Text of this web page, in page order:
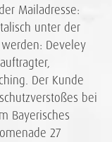
Mailadresse:
unter der
Develey
Der Kunde
bei
Bayerisches
27